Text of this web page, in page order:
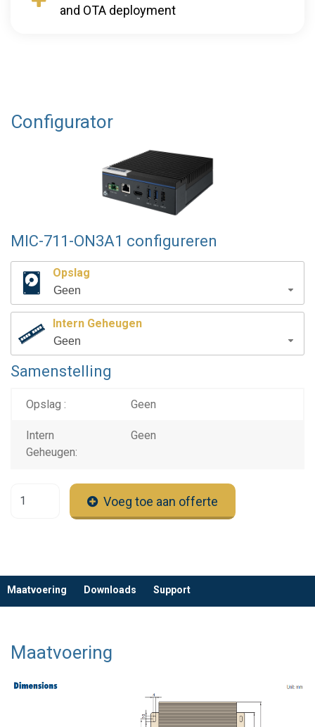
and OTA deployment
Configurator
MIC-711-ON3A1 configureren
Opslag
Geen
Intern Geheugen
Geen
Samenstelling
Opslag : Geen
Intern
Geheugen:
Geen
Voeg toe aan offerte
Maatvoering Downloads Support
Maatvoering